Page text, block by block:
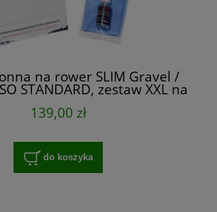
na rower SLIM Gravel /
STANDARD, zestaw XXL na
cały rower
139,00 zł
do koszyka